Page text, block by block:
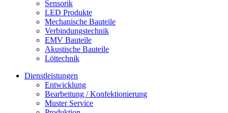
Sensorik
LED Produkte
Mechanische Bauteile
Verbindungstechnik
EMV Bauteile
Akustische Bauteile
Löttechnik
Dienstleistungen
Entwicklung
Bearbeitung / Konfektionierung
Muster Service